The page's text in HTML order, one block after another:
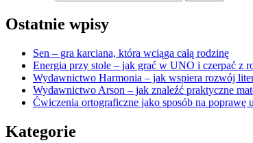
Ostatnie wpisy
Sen – gra karciana, która wciąga całą rodzinę
Energia przy stole – jak grać w UNO i czerpać z
Wydawnictwo Harmonia – jak wspiera rozwój
Wydawnictwo Arson – jak znaleźć praktyczne
Ćwiczenia ortograficzne jako sposób na poprawę
Kategorie